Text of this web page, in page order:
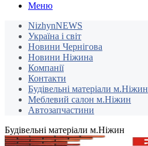
Меню
NizhynNEWS
Україна і світ
Новини Чернігова
Новини Ніжина
Компанії
Контакти
Будівельні матеріали м.Ніжин
Меблевий салон м.Ніжин
Автозапчастини
Будівельні матеріали м.Ніжин